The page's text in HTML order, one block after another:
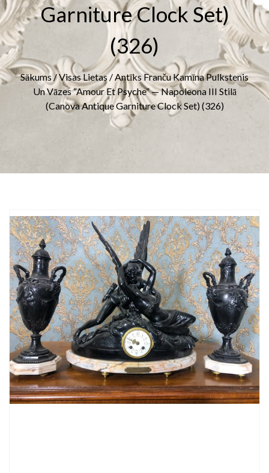
Garniture Clock Set)
(326)
Sākums /Visas Lietas/ Antīks Franču Kamīna Pulkstenis
Un Vāzes “Amour Et Psyche” — Napoleona III Stilā
(canova Antique Garniture Clock Set) (326)